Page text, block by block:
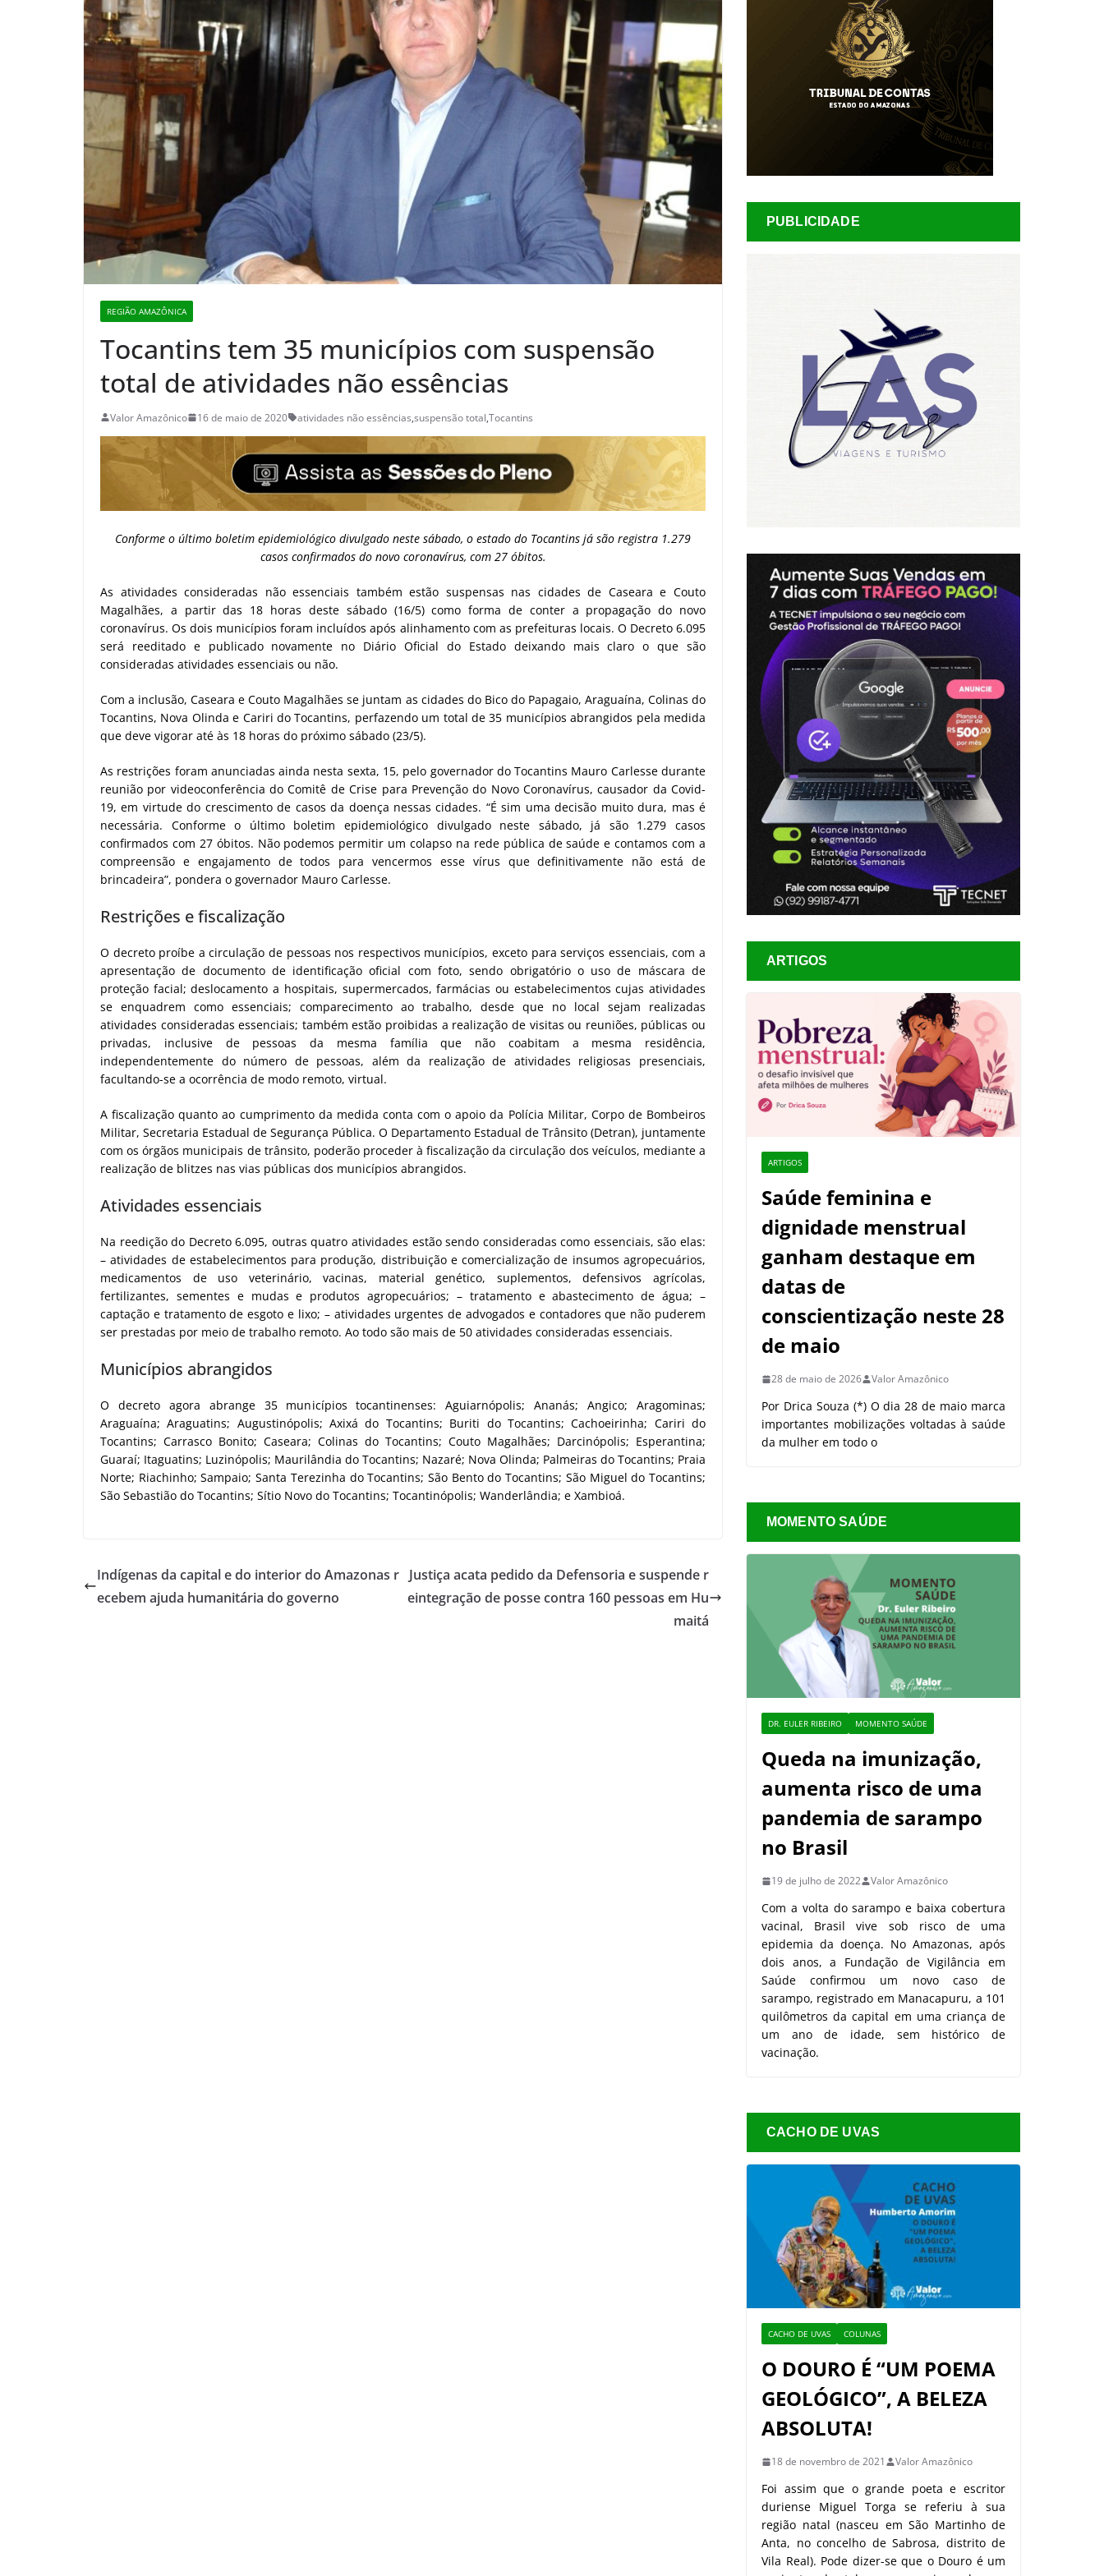
REGIÃO AMAZÔNICA
Tocantins tem 35 municípios com suspensão
total de atividades não essências
Valor Amazônico 16 de maio de 2020 atividades não essências,suspensão total,Tocantins
Conforme o último boletim epidemiológico divulgado neste sábado, o estado do Tocantins já são registra 1.279
casos confirmados do novo coronavírus, com 27 óbitos.
As atividades consideradas não essenciais também estão suspensas nas cidades de Caseara e Couto
Magalhães, a partir das 18 horas deste sábado (16/5) como forma de conter a propagação do novo
coronavírus. Os dois municípios foram incluídos após alinhamento com as prefeituras locais. O Decreto 6.095
será reeditado e publicado novamente no Diário Oficial do Estado deixando mais claro o que são
consideradas atividades essenciais ou não.
Com a inclusão, Caseara e Couto Magalhães se juntam as cidades do Bico do Papagaio, Araguaína, Colinas do
Tocantins, Nova Olinda e Cariri do Tocantins, perfazendo um total de 35 municípios abrangidos pela medida
que deve vigorar até às 18 horas do próximo sábado (23/5).
As restrições foram anunciadas ainda nesta sexta, 15, pelo governador do Tocantins Mauro Carlesse durante
reunião por videoconferência do Comitê de Crise para Prevenção do Novo Coronavírus, causador da Covid-
19, em virtude do crescimento de casos da doença nessas cidades. “É sim uma decisão muito dura, mas é
necessária. Conforme o último boletim epidemiológico divulgado neste sábado, já são 1.279 casos
confirmados com 27 óbitos. Não podemos permitir um colapso na rede pública de saúde e contamos com a
compreensão e engajamento de todos para vencermos esse vírus que definitivamente não está de
brincadeira”, pondera o governador Mauro Carlesse.
Restrições e fiscalização
O decreto proíbe a circulação de pessoas nos respectivos municípios, exceto para serviços essenciais, com a
apresentação de documento de identificação oficial com foto, sendo obrigatório o uso de máscara de
proteção facial; deslocamento a hospitais, supermercados, farmácias ou estabelecimentos cujas atividades
se enquadrem como essenciais; comparecimento ao trabalho, desde que no local sejam realizadas
atividades consideradas essenciais; também estão proibidas a realização de visitas ou reuniões, públicas ou
privadas, inclusive de pessoas da mesma família que não coabitam a mesma residência,
independentemente do número de pessoas, além da realização de atividades religiosas presenciais,
facultando-se a ocorrência de modo remoto, virtual.
A fiscalização quanto ao cumprimento da medida conta com o apoio da Polícia Militar, Corpo de Bombeiros
Militar, Secretaria Estadual de Segurança Pública. O Departamento Estadual de Trânsito (Detran), juntamente
com os órgãos municipais de trânsito, poderão proceder à fiscalização da circulação dos veículos, mediante a
realização de blitzes nas vias públicas dos municípios abrangidos.
Atividades essenciais
Na reedição do Decreto 6.095, outras quatro atividades estão sendo consideradas como essenciais, são elas:
– atividades de estabelecimentos para produção, distribuição e comercialização de insumos agropecuários,
medicamentos de uso veterinário, vacinas, material genético, suplementos, defensivos agrícolas,
fertilizantes, sementes e mudas e produtos agropecuários; – tratamento e abastecimento de água; –
captação e tratamento de esgoto e lixo; – atividades urgentes de advogados e contadores que não puderem
ser prestadas por meio de trabalho remoto. Ao todo são mais de 50 atividades consideradas essenciais.
Municípios abrangidos
O decreto agora abrange 35 municípios tocantinenses: Aguiarnópolis; Ananás; Angico; Aragominas;
Araguaína; Araguatins; Augustinópolis; Axixá do Tocantins; Buriti do Tocantins; Cachoeirinha; Cariri do
Tocantins; Carrasco Bonito; Caseara; Colinas do Tocantins; Couto Magalhães; Darcinópolis; Esperantina;
Guaraí; Itaguatins; Luzinópolis; Maurilândia do Tocantins; Nazaré; Nova Olinda; Palmeiras do Tocantins; Praia
Norte; Riachinho; Sampaio; Santa Terezinha do Tocantins; São Bento do Tocantins; São Miguel do Tocantins;
São Sebastião do Tocantins; Sítio Novo do Tocantins; Tocantinópolis; Wanderlândia; e Xambioá.
Indígenas da capital e do interior do Amazonas r
ecebem ajuda humanitária do governo
Justiça acata pedido da Defensoria e suspende r
eintegração de posse contra 160 pessoas em Hu
maitá
PUBLICIDADE
ARTIGOS
ARTIGOS
Saúde feminina e
dignidade menstrual
ganham destaque em
datas de
conscientização neste 28
de maio
28 de maio de 2026 Valor Amazônico
Por Drica Souza (*) O dia 28 de maio marca
importantes mobilizações voltadas à saúde
da mulher em todo o
MOMENTO SAÚDE
DR. EULER RIBEIRO MOMENTO SAÚDE
Queda na imunização,
aumenta risco de uma
pandemia de sarampo
no Brasil
19 de julho de 2022 Valor Amazônico
Com a volta do sarampo e baixa cobertura
vacinal, Brasil vive sob risco de uma
epidemia da doença. No Amazonas, após
dois anos, a Fundação de Vigilância em
Saúde confirmou um novo caso de
sarampo, registrado em Manacapuru, a 101
quilômetros da capital em uma criança de
um ano de idade, sem histórico de
vacinação.
CACHO DE UVAS
CACHO DE UVAS COLUNAS
O DOURO É “UM POEMA
GEOLÓGICO”, A BELEZA
ABSOLUTA!
18 de novembro de 2021 Valor Amazônico
Foi assim que o grande poeta e escritor
duriense Miguel Torga se referiu à sua
região natal (nasceu em São Martinho de
Anta, no concelho de Sabrosa, distrito de
Vila Real). Pode dizer-se que o Douro é um